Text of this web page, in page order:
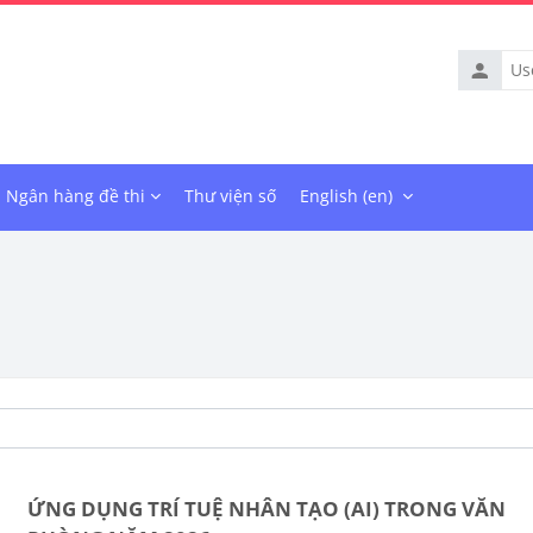
Ngân hàng đề thi Thư viện số English ‎(en)‎
ỨNG DỤNG TRÍ TUỆ NHÂN TẠO (AI) TRONG VĂN